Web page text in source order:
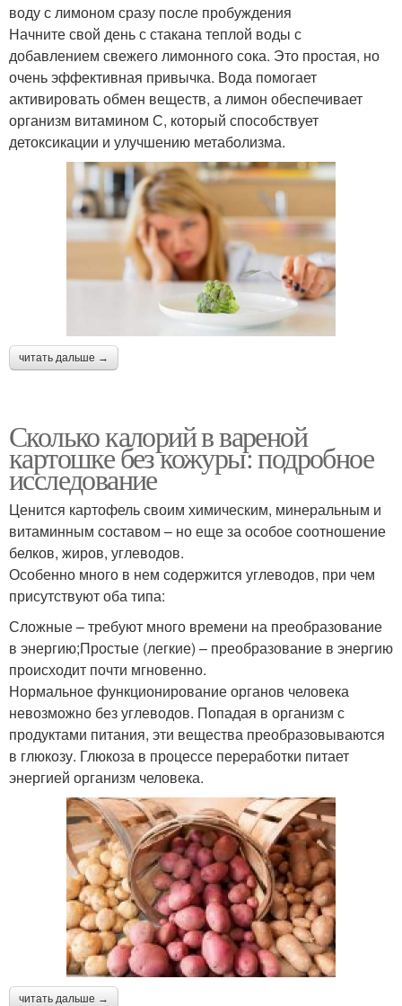
воду с лимоном сразу после пробуждения
Начните свой день с стакана теплой воды с
добавлением свежего лимонного сока. Это простая, но
очень эффективная привычка. Вода помогает
активировать обмен веществ, а лимон обеспечивает
организм витамином С, который способствует
детоксикации и улучшению метаболизма.
читать дальше →
Сколько калорий в вареной
картошке без кожуры: подробное
исследование
Ценится картофель своим химическим, минеральным и
витаминным составом – но еще за особое соотношение
белков, жиров, углеводов.
Особенно много в нем содержится углеводов, при чем
присутствуют оба типа:
Сложные – требуют много времени на преобразование
в энергию;Простые (легкие) – преобразование в энергию
происходит почти мгновенно.
Нормальное функционирование органов человека
невозможно без углеводов. Попадая в организм с
продуктами питания, эти вещества преобразовываются
в глюкозу. Глюкоза в процессе переработки питает
энергией организм человека.
читать дальше →